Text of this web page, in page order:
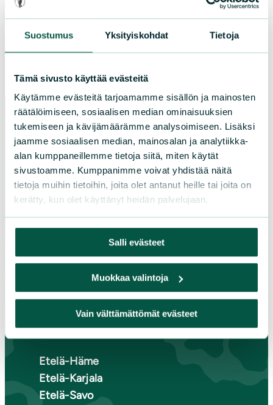
Suostumus Yksityiskohdat Tietoja
Tämä sivusto käyttää evästeitä
Käytämme evästeitä tarjoamamme sisällön ja mainosten
räätälöimiseen, sosiaalisen median ominaisuuksien
tukemiseen ja kävijämäärämme analysoimiseen. Lisäksi
jaamme sosiaalisen median, mainosalan ja analytiikka-
alan kumppaneillemme tietoja siitä, miten käytät
sivustoamme. Kumppanimme voivat yhdistää näitä
tietoja muihin tietoihin, joita olet antanut heille tai joita on
kerätty, kun olet käyttänyt heidän palvelujaan.
Salli evästeet
Muokkaa valintoja
Vain välttämättömät evästeet
kerava@sll.fi
Facebook Instagram
Paikallistoiminta
Tule vapaaehtoiseksi
Liity jäseneksi
LIITY JÄSENEKSI
Suomen luonnonsuojeluliiton
piirit
Etelä-Häme
Etelä-Karjala
Etelä-Savo